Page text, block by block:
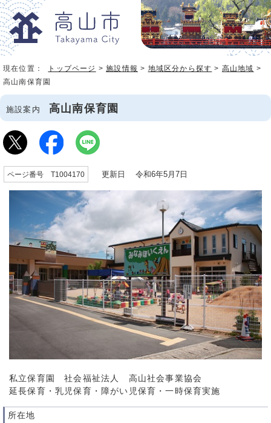
現在位置： トップページ >施設情報 > 地域区分から探す > 高山地域 >
高山南保育園
施設案内 高山南保育園
ページ番号 T1004170 更新日 令和6年5月7日
私立保育園 社会福祉法人 高山社会事業協会
延長保育・乳児保育・障がい児保育・一時保育実施
所在地